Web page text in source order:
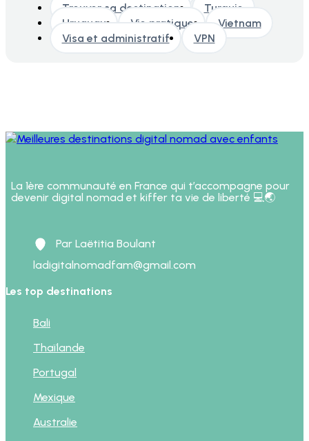
Trouver sa destination
Turquie
Uruguay
Vie pratique
Vietnam
Visa et administratif
VPN
La 1ère communauté en France qui t’accompagne pour
devenir digital nomad et kiffer ta vie de liberté 💻🌏
Par Laëtitia Boulant
ladigitalnomadfam@gmail.com
Les top destinations
Bali
Thaïlande
Portugal
Mexique
Australie